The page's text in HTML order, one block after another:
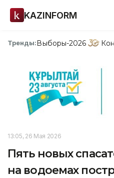
KAZINFORM
Тренды:Выборы-2026
13:05, 26 Мая 2026
Пять новых
на водоемах